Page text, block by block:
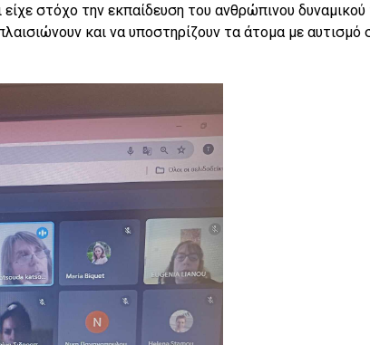
είχε στόχο την εκπαίδευση του ανθρώπινου
και να υποστηρίζουν τα άτομα με αυτισμό